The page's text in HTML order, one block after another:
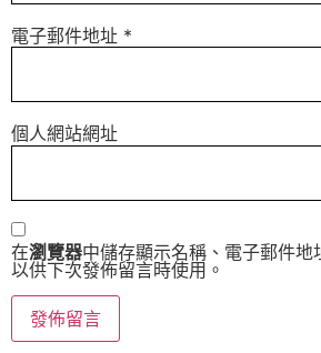
電子郵件地址 *
個人網站網址
在瀏覽器中儲存顯示名稱、電子郵件地
以供下次發佈留言時使用。